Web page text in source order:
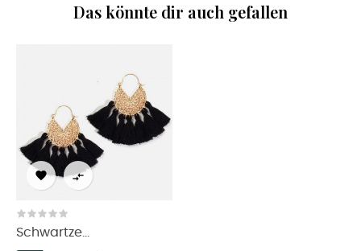
Das könnte dir auch gefallen
 
Schwartze...